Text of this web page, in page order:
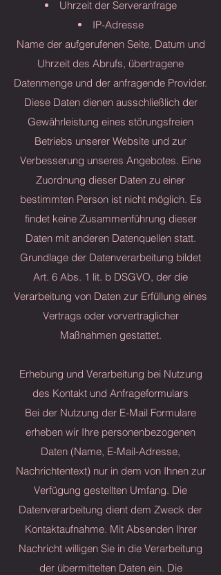
Uhrzeit der Serveranfrage
IP-Adresse
Name der aufgerufenen Seite, Datum und
Uhrzeit des Abrufs, übertragene
Datenmenge und der anfragende Provider.
Diese Daten dienen ausschließlich der
Gewährleistung eines störungsfreien
Betriebs unserer Website und zur
Verbesserung unseres Angebotes. Eine
Zuordnung dieser Daten zu einer
bestimmten Person ist nicht möglich. Es
findet keine Zusammenführung dieser
Daten mit anderen Datenquellen statt.
Grundlage der Datenverarbeitung bildet
Art. 6 Abs. 1 lit. b DSGVO, der die
Verarbeitung von Daten zur Erfüllung eines
Vertrags oder vorvertraglicher
Maßnahmen gestattet.
Erhebung und Verarbeitung bei Nutzung
des Kontakt und Anfrageformulars
Bei der Nutzung der E-Mail Formulare
erheben wir Ihre personenbezogenen
Daten (Name, E-Mail-Adresse,
Nachrichtentext) nur in dem von Ihnen zur
Verfügung gestellten Umfang. Die
Datenverarbeitung dient dem Zweck der
Kontaktaufnahme. Mit Absenden Ihrer
Nachricht willigen Sie in die Verarbeitung
der übermittelten Daten ein. Die